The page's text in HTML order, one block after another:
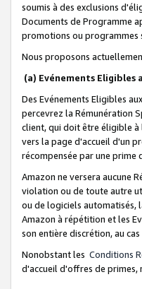
soumis à des exclusions
Documents de Programme
promotions ou programmes
Nous proposons
(a) Evénements Eligibles
Des Evénements Eligibles
percevrez la Rémunération
client, qui doit être éligible à
vers la page d'accueil d'un
récompensée par une prime
Amazon ne versera aucune
violation ou de toute autre
ou de logiciels automatisés,
Amazon à répétition et les
son entière discrétion, au
Nonobstant les Conditions
d'accueil d'offres de primes,